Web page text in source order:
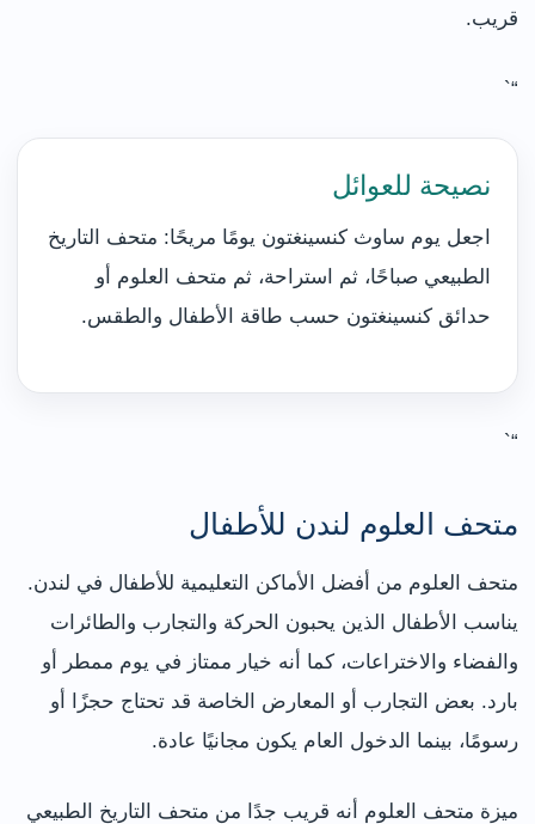
قريب.
“`
نصيحة للعوائل
اجعل يوم ساوث كنسينغتون يومًا مريحًا: متحف التاريخ
الطبيعي صباحًا، ثم استراحة، ثم متحف العلوم أو
حدائق كنسينغتون حسب طاقة الأطفال والطقس.
“`
متحف العلوم لندن للأطفال
متحف العلوم من أفضل الأماكن التعليمية للأطفال في لندن.
يناسب الأطفال الذين يحبون الحركة والتجارب والطائرات
والفضاء والاختراعات، كما أنه خيار ممتاز في يوم ممطر أو
بارد. بعض التجارب أو المعارض الخاصة قد تحتاج حجزًا أو
رسومًا، بينما الدخول العام يكون مجانيًا عادة.
ميزة متحف العلوم أنه قريب جدًا من متحف التاريخ الطبيعي